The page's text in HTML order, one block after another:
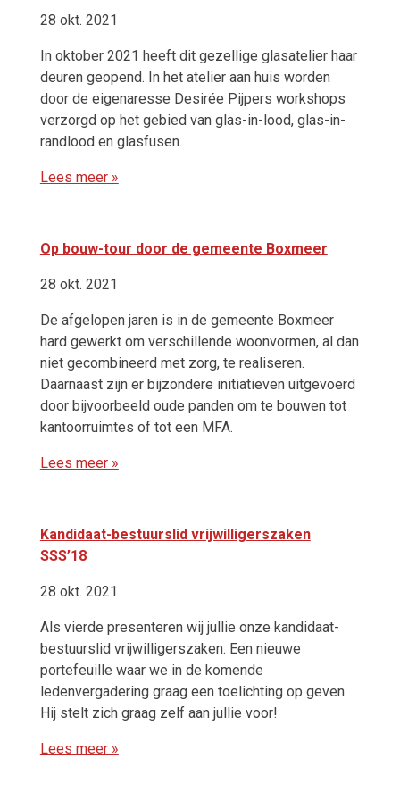
28 okt. 2021
In oktober 2021 heeft dit gezellige glasatelier haar
deuren geopend. In het atelier aan huis worden
door de eigenaresse Desirée Pijpers workshops
verzorgd op het gebied van glas-in-lood, glas-in-
randlood en glasfusen.
Lees meer »
Op bouw-tour door de gemeente Boxmeer
28 okt. 2021
De afgelopen jaren is in de gemeente Boxmeer
hard gewerkt om verschillende woonvormen, al dan
niet gecombineerd met zorg, te realiseren.
Daarnaast zijn er bijzondere initiatieven uitgevoerd
door bijvoorbeeld oude panden om te bouwen tot
kantoorruimtes of tot een MFA.
Lees meer »
Kandidaat-bestuurslid vrijwilligerszaken
SSS’18
28 okt. 2021
Als vierde presenteren wij jullie onze kandidaat-
bestuurslid vrijwilligerszaken. Een nieuwe
portefeuille waar we in de komende
ledenvergadering graag een toelichting op geven.
Hij stelt zich graag zelf aan jullie voor!
Lees meer »